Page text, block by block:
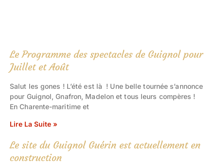
Le Programme des spectacles de Guignol pour
Juillet et Août
Salut les gones ! L’été est là ! Une belle tournée s’annonce
pour Guignol, Gnafron, Madelon et tous leurs compères !
En Charente-maritime et
Lire La Suite »
Le site du Guignol Guérin est actuellement en
construction